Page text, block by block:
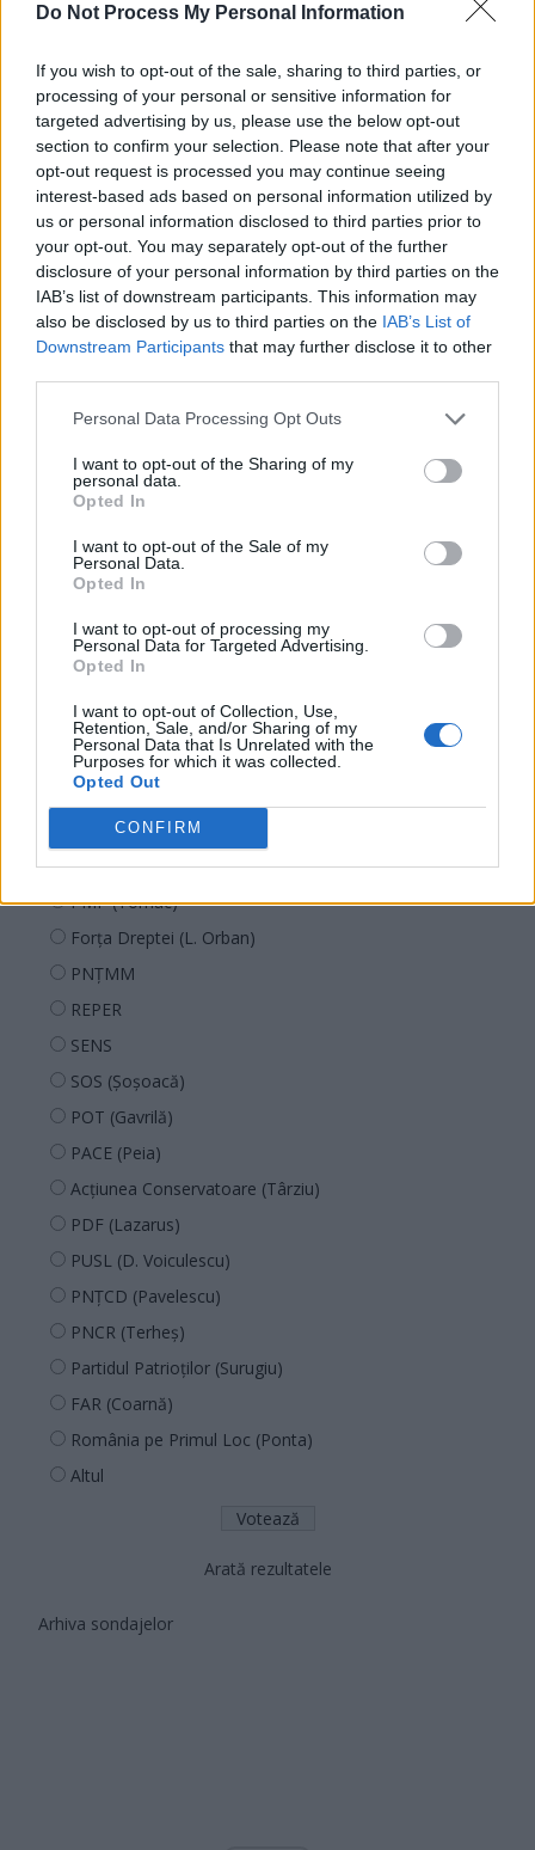
Do Not Process My Personal Information
If you wish to opt-out of the sale, sharing to third parties, or
processing of your personal or sensitive information for
targeted advertising by us, please use the below opt-out
section to confirm your selection. Please note that after your
opt-out request is processed you may continue seeing
interest-based ads based on personal information utilized by
us or personal information disclosed to third parties prior to
your opt-out. You may separately opt-out of the further
disclosure of your personal information by third parties on the
IAB’s list of downstream participants. This information may
also be disclosed by us to third parties on the IAB’s List of
Downstream Participants that may further disclose it to other
Personal Data Processing Opt Outs
I want to opt-out of the Sharing of my
personal data.
Opted In
I want to opt-out of the Sale of my
Personal Data.
Opted In
I want to opt-out of processing my
Personal Data for Targeted Advertising.
Opted In
I want to opt-out of Collection, Use,
Retention, Sale, and/or Sharing of my
Personal Data that Is Unrelated with the
Purposes for which it was collected.
Opted Out
CONFIRM
24 de ore
20.26 Lupta politicii românești cu prezentul
18.47 Cărbune și picioare-n gard
18.09 Coaliția antieuropeană PSD–AUR se bucură:
fluviul Dunărea se trece cu piciorul!
17.32 Vă veți blestema zilele, pesedeilor!
Sondaj
Ce partid ați vota dacă alegerile parlamentare ar avea
USR
PNL
PSD
UDMR
PMP (Tomac)
Forța Dreptei (L. Orban)
PNȚMM
REPER
SENS
SOS (Șoșoacă)
POT (Gavrilă)
PACE (Peia)
Acțiunea Conservatoare (Târziu)
PDF (Lazarus)
PUSL (D. Voiculescu)
PNȚCD (Pavelescu)
PNCR (Terheș)
Partidul Patrioților (Surugiu)
FAR (Coarnă)
România pe Primul Loc (Ponta)
Altul
Arată rezultatele
Arhiva sondajelor